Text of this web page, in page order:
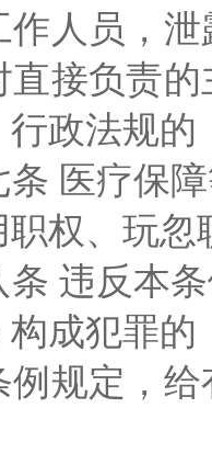
作人员，
直接负责
行政法规
医疗保障
权、玩
违反本条
成犯罪
定，给